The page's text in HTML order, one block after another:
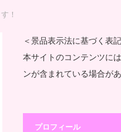
！
＜景品表示法に基づく表
本サイトのコンテンツに
ンが含まれている場合があ
プロフィール